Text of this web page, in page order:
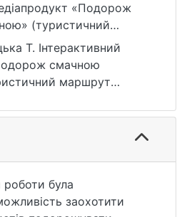
«Подорож
(туристичний
дня) [Магістерська
національний
Тараса Шевченка].
handle/123456789/10
Т. Інтерактивний
смачною
маршрут
/ наук. кер. І. О.
17 с. URL:
handle/123456789/10
роботи була
заохотити